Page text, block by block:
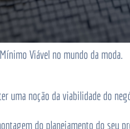
Viável no mundo da moda.
uma noção da viabilidade do
do planejamento do seu